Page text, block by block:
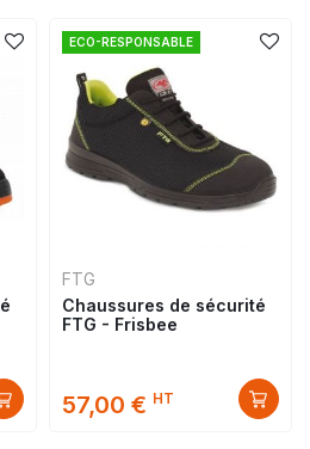
ECO-RESPONSABLE
FTG
Chaussures de sécurité
FTG - Frisbee
57,00 € HT